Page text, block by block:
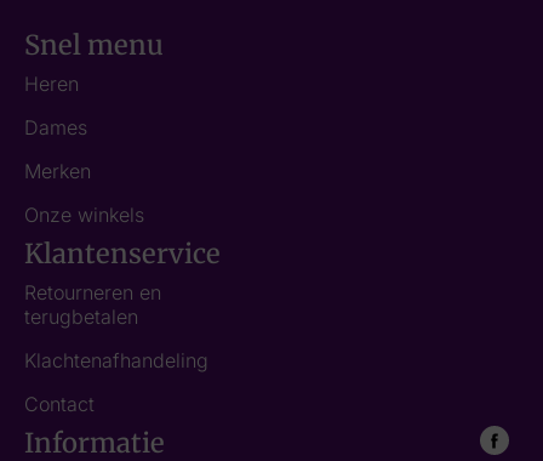
Snel menu
Heren
Dames
Merken
Onze winkels
Klantenservice
Retourneren en
terugbetalen
Klachtenafhandeling
Contact
Informatie